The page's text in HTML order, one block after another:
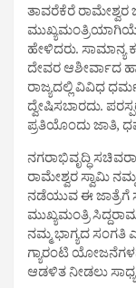
ತಾವರೆಕೆರೆ ರಾಮೇಶ್ವರ
ಹೇಳಿದರು. ಸಾಮಾನ್ಯ
ದೇವರ ಆಶೀರ್ವಾದ
ರಾಜ್ಯದಲ್ಲಿ ವಿವಿಧ
ದ್ವೇಷಿಸಬಾರದು.
ಪ್ರತಿಯೊಂದು ಜಾತಿ,
ನಗರಾಭಿವೃದ್ಧಿ
ರಾಮೇಶ್ವರ ಸ್ವಾಮಿ
ನಡೆಯುವ ಈ ಜಾತ್ರೆಗೆ
ಮುಖ್ಯಮಂತ್ರಿ
ನಮ್ಮ ಭಾಗ್ಯದ ಸಂಗತಿ
ಗ್ಯಾರಂಟಿ
ಆಡಳಿತ ನೀಡಲು